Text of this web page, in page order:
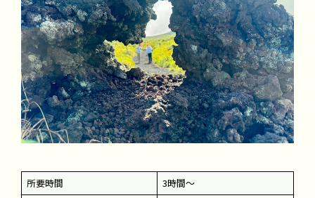
所要時間 3時間〜